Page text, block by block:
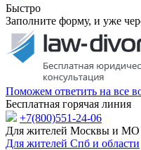
Быстро
Заполните форму, и уже
Поможем ответить на все
Бесплатная горячая линия
+7(800)551-24-06
Для жителей Москвы и МО
Для жителей Спб и области